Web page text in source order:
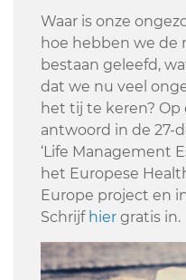
Waar is onze
hoe hebben we de
bestaan geleefd,
dat we nu veel
het tij te keren? Op
antwoord in de 27-
‘Life Management
het Europese
Europe project en
Schrijf hier gratis in.